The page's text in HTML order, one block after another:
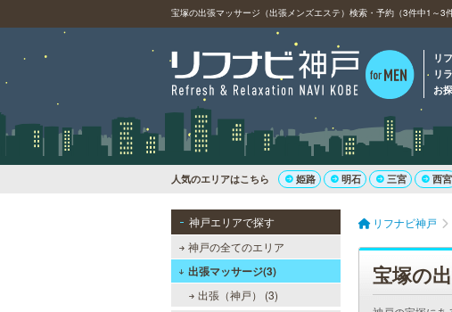
宝塚の出張マッサージ（出張メンズエステ）検索・予約（3件中1～3件
リ
リ
お
人気のエリアはこちら 姫路 明石 三宮 西宮
神戸エリアで探す
神戸の全てのエリア
出張マッサージ(3)
出張（神戸） (3)
リフナビ神戸
宝塚の